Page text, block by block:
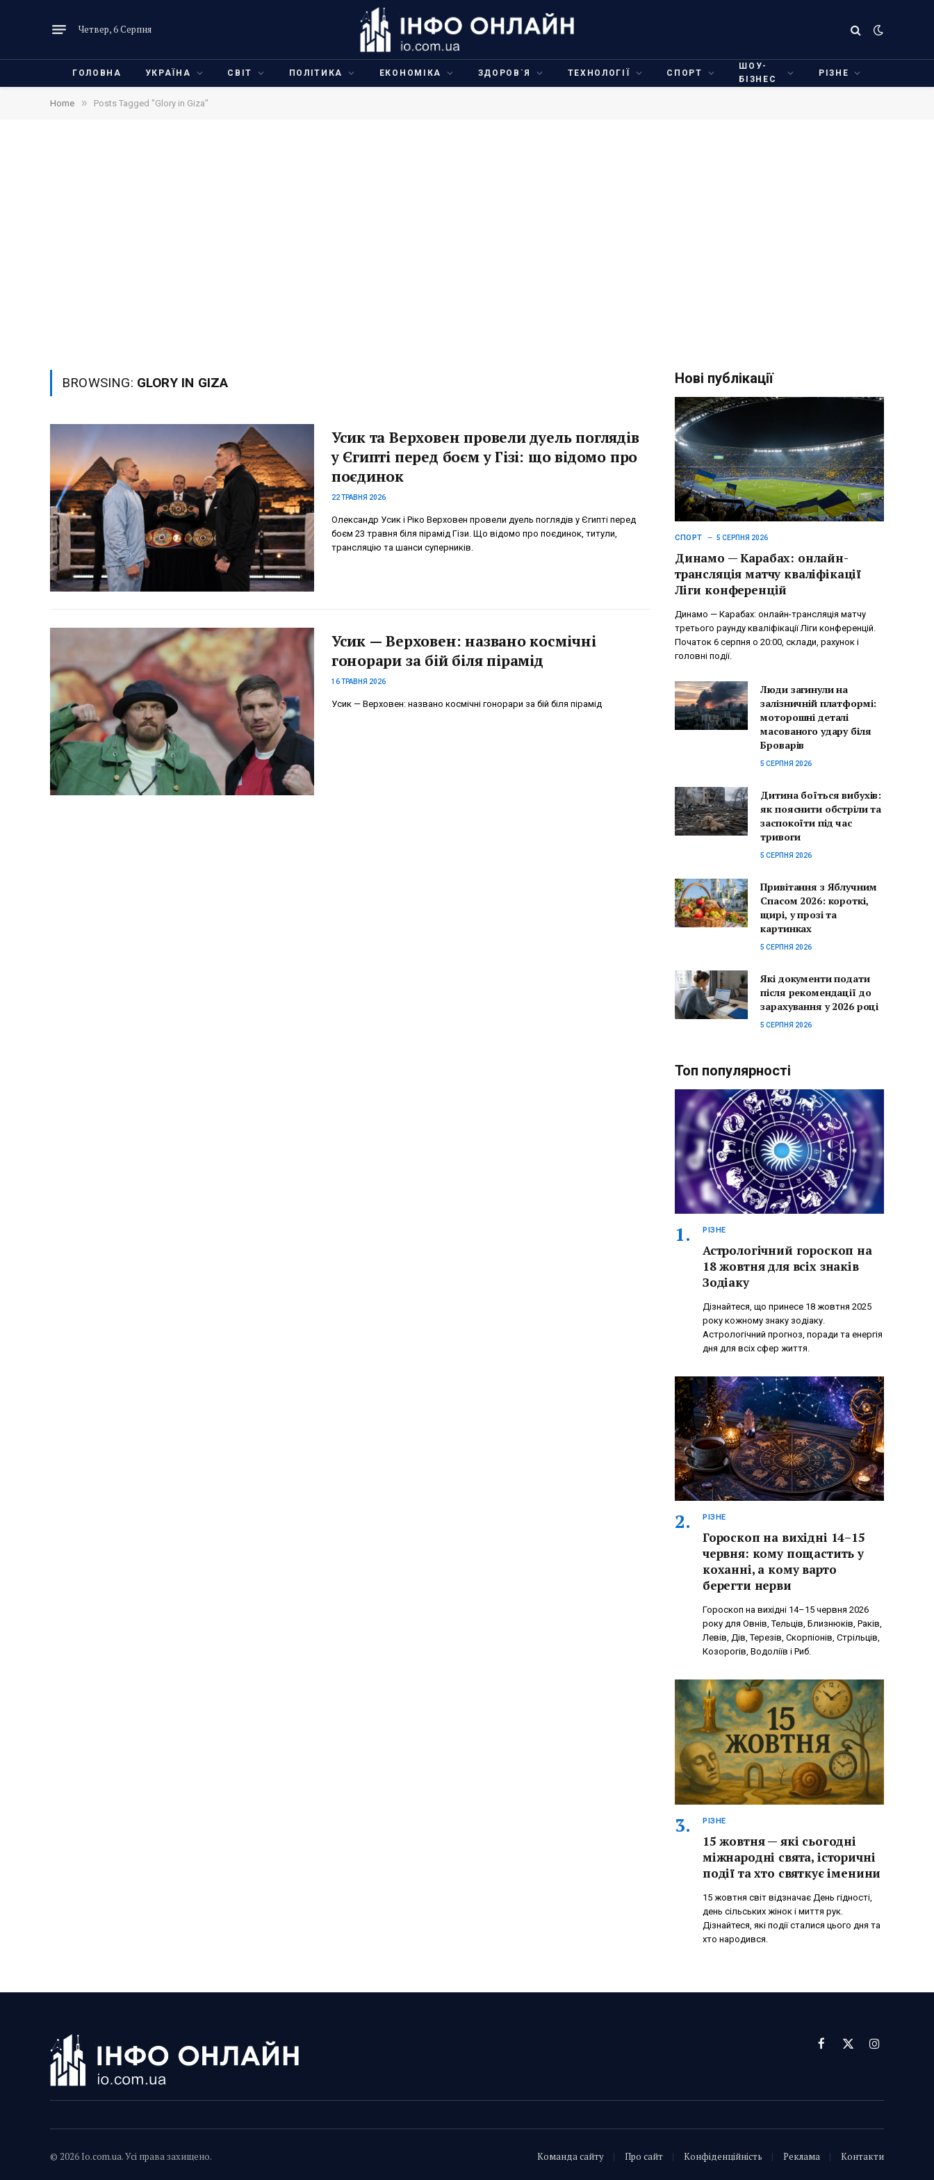
Четвер, 6 Серпня
ГОЛОВНА УКРАЇНА СВІТ ПОЛІТИКА ЕКОНОМІКА ЗДОРОВ`Я ТЕХНОЛОГІЇ СПОРТ
ШОУ-
БІЗНЕС
РІЗНЕ
Home » Posts Tagged "Glory in Giza"
BROWSING: GLORY IN GIZA
Усик та Верховен провели дуель поглядів
у Єгипті перед боєм у Гізі: що відомо про
поєдинок
22 ТРАВНЯ 2026
Олександр Усик і Ріко Верховен провели дуель поглядів у Єгипті перед
боєм 23 травня біля пірамід Гізи. Що відомо про поєдинок, титули,
трансляцію та шанси суперників.
Усик — Верховен: названо космічні
гонорари за бій біля пірамід
16 ТРАВНЯ 2026
Усик — Верховен: названо космічні гонорари за бій біля пірамід
Нові публікації
СПОРТ 5 СЕРПНЯ 2026
Динамо — Карабах: онлайн-
трансляція матчу кваліфікації
Ліги конференцій
Динамо — Карабах: онлайн-трансляція матчу
третього раунду кваліфікації Ліги конференцій.
Початок 6 серпня о 20:00, склади, рахунок і
головні події.
Люди загинули на
залізничній платформі:
моторошні деталі
масованого удару біля
Броварів
5 СЕРПНЯ 2026
Дитина боїться вибухів:
як пояснити обстріли та
заспокоїти під час
тривоги
5 СЕРПНЯ 2026
Привітання з Яблучним
Спасом 2026: короткі,
щирі, у прозі та
картинках
5 СЕРПНЯ 2026
Які документи подати
після рекомендації до
зарахування у 2026 році
5 СЕРПНЯ 2026
Топ популярності
РІЗНЕ
Астрологічний гороскоп на
18 жовтня для всіх знаків
Зодіаку
Дізнайтеся, що принесе 18 жовтня 2025
року кожному знаку зодіаку.
Астрологічний прогноз, поради та енергія
дня для всіх сфер життя.
РІЗНЕ
Гороскоп на вихідні 14–15
червня: кому пощастить у
коханні, а кому варто
берегти нерви
Гороскоп на вихідні 14–15 червня 2026
року для Овнів, Тельців, Близнюків, Раків,
Левів, Дів, Терезів, Скорпіонів, Стрільців,
Козорогів, Водоліїв і Риб.
РІЗНЕ
15 жовтня — які сьогодні
міжнародні свята, історичні
події та хто святкує іменини
15 жовтня світ відзначає День гідності,
день сільських жінок і миття рук.
Дізнайтеся, які події сталися цього дня та
хто народився.
Facebook
X
Instagram
© 2026 Io.com.ua. Усі права захищено. Команда сайту Про сайт Конфіденційність Реклама Контакти